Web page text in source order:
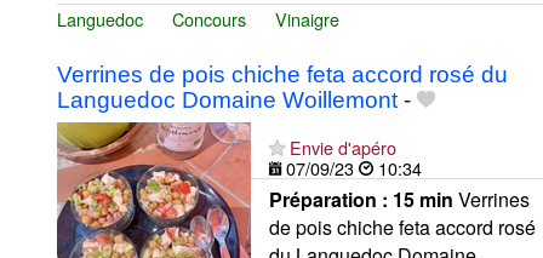
Languedoc Concours Vinaigre
Verrines de pois chiche feta accord rosé du
Languedoc Domaine Woillemont -
Envie d'apéro
07/09/23
10:34
Préparation : 15 min Verrines
de pois chiche feta accord rosé